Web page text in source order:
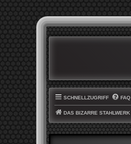
SCHNELLZUGRIFF FAQ
DAS BIZARRE STAHLWERK